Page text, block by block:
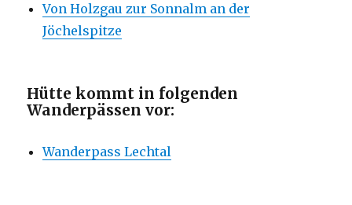
Von Holzgau zur Sonnalm an der
Jöchelspitze
Hütte kommt in folgenden
Wanderpässen vor:
Wanderpass Lechtal